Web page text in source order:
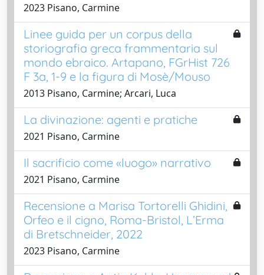
2023 Pisano, Carmine
Linee guida per un corpus della
storiografia greca frammentaria sul
mondo ebraico. Artapano, FGrHist 726
F 3a, 1-9 e la figura di Mosè/Mouso
2013 Pisano, Carmine; Arcari, Luca
La divinazione: agenti e pratiche
2021 Pisano, Carmine
Il sacrificio come «luogo» narrativo
2021 Pisano, Carmine
Recensione a Marisa Tortorelli Ghidini,
Orfeo e il cigno, Roma-Bristol, L’Erma
di Bretschneider, 2022
2023 Pisano, Carmine